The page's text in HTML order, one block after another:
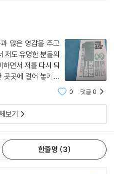
을 찾아내기 때문이다.
꿈의 대부분은 많은 량의 독서가 밑
고객층이 당신과 함께 늙어간다면
것이다.
술과 비즈니스 모델을 가지고 있더
지 않는다.
많은 영감을 주고
저도 유명한 분들의
면서 저를 다시 되
곳에 걸어 놓기를
들이 가득할거라 기
0 댓글0
보기
한줄평 3